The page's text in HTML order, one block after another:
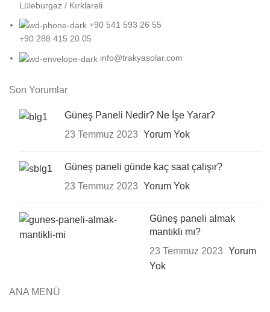
Lüleburgaz / Kırklareli
+90 541 593 26 55
+90 288 415 20 05
info@trakyasolar.com
Son Yorumlar
Güneş Paneli Nedir? Ne İşe Yarar?
23 Temmuz 2023 Yorum Yok
Güneş paneli günde kaç saat çalışır?
23 Temmuz 2023 Yorum Yok
Güneş paneli almak
mantıklı mı?
23 Temmuz 2023 Yorum
Yok
ANA MENÜ